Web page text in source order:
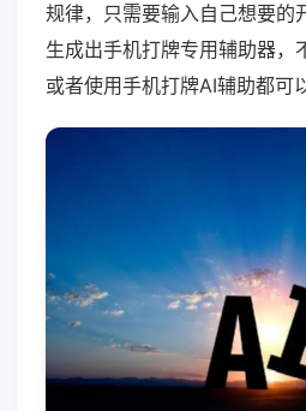
规律，只需要输入自己想要的
生成出手机打牌专用辅助器，
或者使用手机打牌AI辅助都可